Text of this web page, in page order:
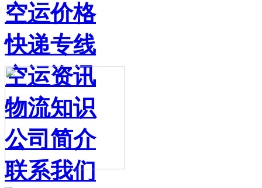
空运价格
快递专线
空运资讯
物流知识
公司简介
联系我们